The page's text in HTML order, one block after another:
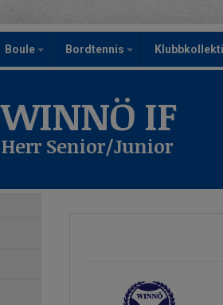
Boule Bordtennis
WINNÖ IF
Herr Senior/Junior